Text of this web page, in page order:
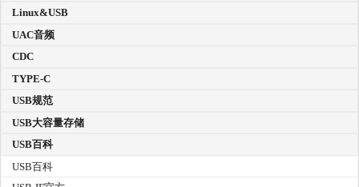
Linux&USB
UAC音频
CDC
TYPE-C
USB规范
USB大容量存储
USB百科
USB百科